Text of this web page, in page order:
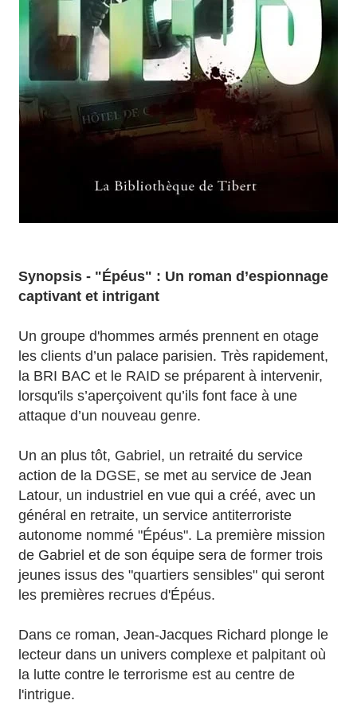
Synopsis - "Épéus" : Un roman d’espionnage
captivant et intrigant
Un groupe d'hommes armés prennent en otage
les clients d’un palace parisien. Très rapidement,
la BRI BAC et le RAID se préparent à intervenir,
lorsqu'ils s’aperçoivent qu’ils font face à une
attaque d’un nouveau genre.
Un an plus tôt, Gabriel, un retraité du service
action de la DGSE, se met au service de Jean
Latour, un industriel en vue qui a créé, avec un
général en retraite, un service antiterroriste
autonome nommé "Épéus". La première mission
de Gabriel et de son équipe sera de former trois
jeunes issus des "quartiers sensibles" qui seront
les premières recrues d'Épéus.
Dans ce roman, Jean-Jacques Richard plonge le
lecteur dans un univers complexe et palpitant où
la lutte contre le terrorisme est au centre de
l'intrigue.